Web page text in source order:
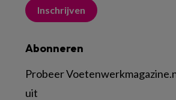
Inschrijven
Abonneren
Probeer
uit